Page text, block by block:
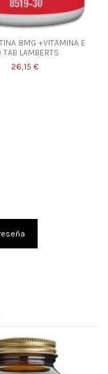
8MG +VITAMINA E
LAMBERTS
26,15 €